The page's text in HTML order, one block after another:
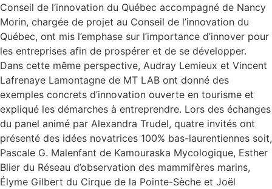
Conseil de l’innovation du Québec accompagné de Nancy
Morin, chargée de projet au Conseil de l’innovation du
Québec, ont mis l’emphase sur l’importance d’innover pour
les entreprises afin de prospérer et de se développer.
Dans cette même perspective, Audray Lemieux et Vincent
Lafrenaye Lamontagne de MT LAB ont donné des
exemples concrets d’innovation ouverte en tourisme et
expliqué les démarches à entreprendre. Lors des échanges
du panel animé par Alexandra Trudel, quatre invités ont
présenté des idées novatrices 100% bas-laurentiennes soit,
Pascale G. Malenfant de Kamouraska Mycologique, Esther
Blier du Réseau d’observation des mammifères marins,
Élyme Gilbert du Cirque de la Pointe-Sèche et Joël